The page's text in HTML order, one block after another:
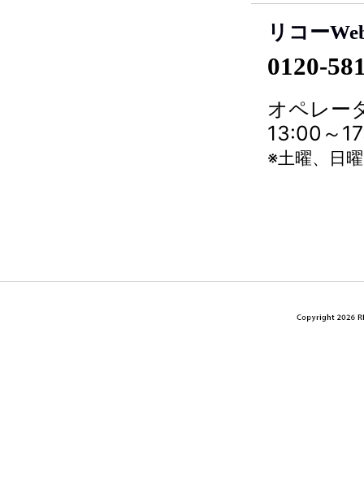
リコー
0120-
オペレー
13:00～
※土曜、日